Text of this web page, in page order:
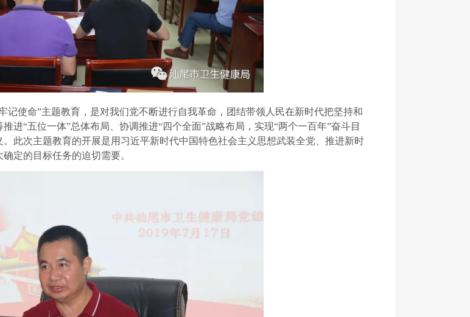
记使命”主题教育，是对我们党不断进行自我革命，团结带领人民在新时代把坚持和
进“五位一体”总体布局、协调推进“四个全面”战略布局，实现“两个一百年”奋斗目
此次主题教育的开展是用习近平新时代中国特色社会主义思想武装全党、推进新时
定的目标任务的迫切需要。